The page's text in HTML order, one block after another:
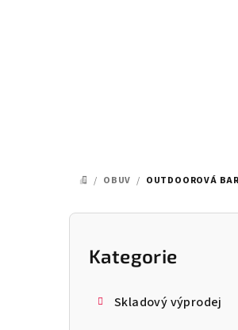
DOMŮ
/ OBUV / OUTDOOROVÁ
P
Přeskočit
kategorie
Kategorie
Skladový výprodej